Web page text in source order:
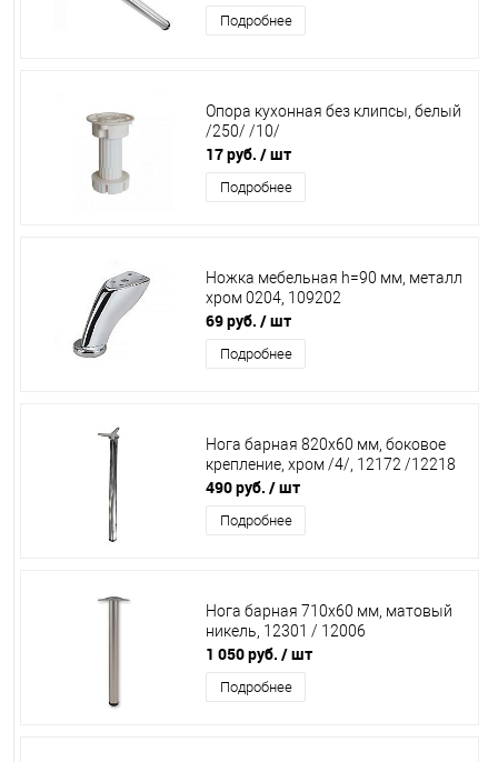
Подробнее
Опора кухонная без клипсы, белый
/250/ /10/
17 руб. / шт
Подробнее
Ножка мебельная h=90 мм, металл
хром 0204, 109202
69 руб. / шт
Подробнее
Нога барная 820х60 мм, боковое
крепление, хром /4/, 12172 /12218
490 руб. / шт
Подробнее
Нога барная 710х60 мм, матовый
никель, 12301 / 12006
1 050 руб. / шт
Подробнее